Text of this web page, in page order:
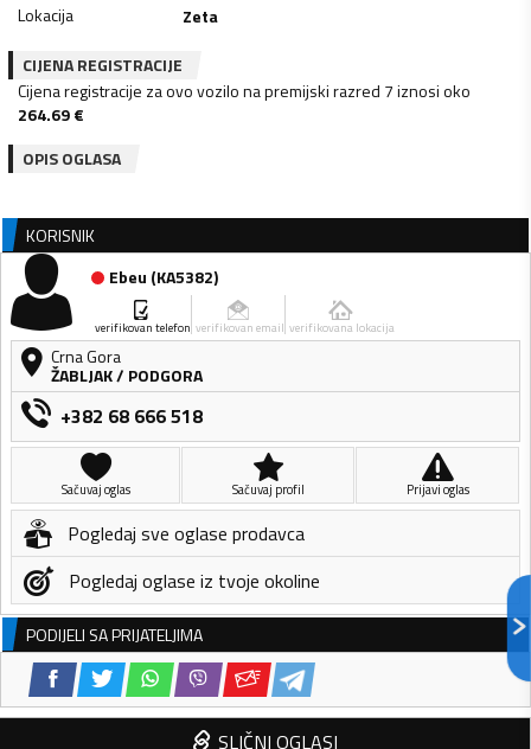
Lokacija
Zeta
CIJENA REGISTRACIJE
Cijena registracije za ovo vozilo na premijski razred 7 iznosi oko
264.69€
OPIS OGLASA
KORISNIK
Ebeu (KA5382)
verifikovan telefon verifikovan email verifikovana lokacija
Crna Gora
ŽABLJAK/ PODGORA
+382 68 666 518
Sačuvaj oglas Sačuvaj profil Prijavi oglas
Pogledaj sve oglase prodavca
Pogledaj oglase iz tvoje okoline
PODIJELI SA PRIJATELJIMA
SLIČNI OGLASI